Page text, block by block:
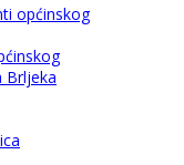
općinskog
Brljeka